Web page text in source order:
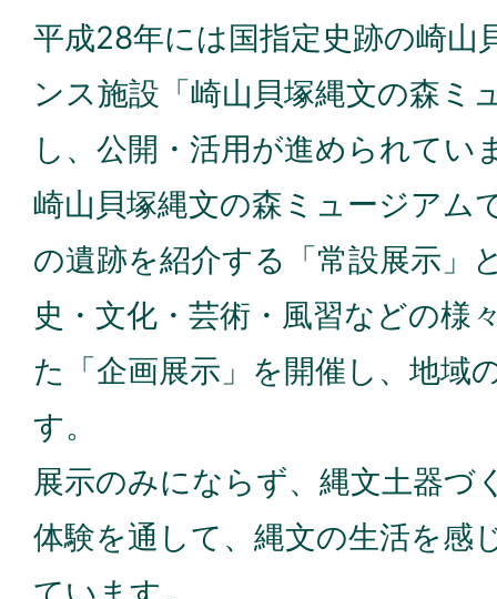
平成28年には国指定史跡の崎山
ンス施設「崎山貝塚縄文の森ミ
し、公開・活用が進められてい
崎山貝塚縄文の森ミュージアム
の遺跡を紹介する「常設展示」
史・文化・芸術・風習などの様
た「企画展示」を開催し、地域
す。
展示のみにならず、縄文土器づ
体験を通して、縄文の生活を感